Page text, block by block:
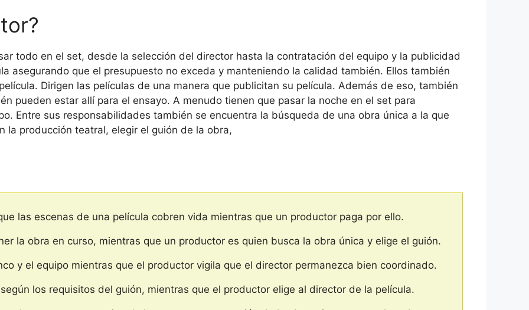
todo en el set, desde la selección del director hasta la contratación del equipo y la publicidad
asegurando que el presupuesto no exceda y manteniendo la calidad también. Ellos también
Dirigen las películas de una manera que publicitan su película. Además de eso, también
pueden estar allí para el ensayo. A menudo tienen que pasar la noche en el set para
Entre sus responsabilidades también se encuentra la búsqueda de una obra única a la que
la producción teatral, elegir el guión de la obra,
las escenas de una película cobren vida mientras que un productor paga por ello.
la obra en curso, mientras que un productor es quien busca la obra única y elige el guión.
y el equipo mientras que el productor vigila que el director permanezca bien coordinado.
los requisitos del guión, mientras que el productor elige al director de la película.